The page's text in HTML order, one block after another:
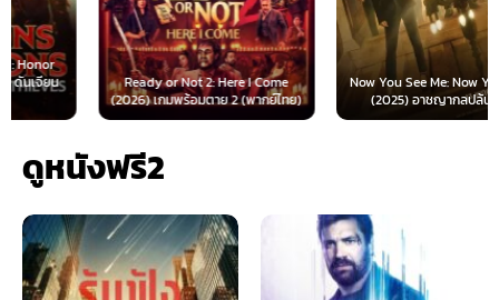
Ready or Not 2: Here I Come
(2026) เกมพร้อมตาย 2 (พากย์ไทย)
Now You See Me: Now You Don’t
(2025) อาชญากลปล้นโลก...
ดูหนังฟรี2